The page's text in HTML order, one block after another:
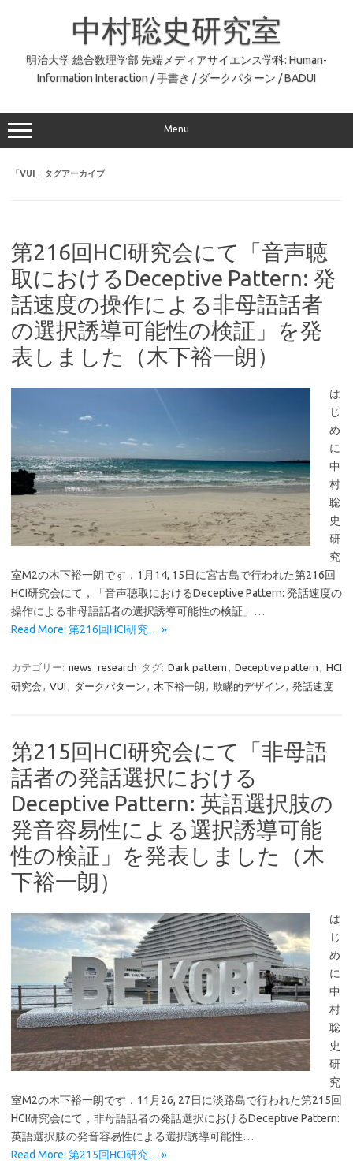
中村聡史研究室
明治大学 総合数理学部 先端メディアサイエンス学科: Human-
Information Interaction / 手書き / ダークパターン / BADUI
Menu
「VUI 」タグアーカイブ
第216回HCI研究会にて「音声聴
取におけるDeceptive Pattern: 発
話速度の操作による非母語話者
の選択誘導可能性の検証」を発
表しました（木下裕一朗）
は
じ
め
に
中
村
聡
史
研
究
室M2の木下裕一朗です．1月14, 15日に宮古島で行われた第216回
HCI研究会にて，「音声聴取におけるDeceptive Pattern: 発話速度の
操作による非母語話者の選択誘導可能性の検証」…
Read More: 第216回HCI研究… »
カテゴリー: news research タグ: Dark pattern , Deceptive pattern , HCI
研究会 , VUI , ダークパターン , 木下裕一朗 , 欺瞞的デザイン , 発話速度
第215回HCI研究会にて「非母語
話者の発話選択における
Deceptive Pattern: 英語選択肢の
発音容易性による選択誘導可能
性の検証」を発表しました（木
下裕一朗）
は
じ
め
に
中
村
聡
史
研
究
室M2の木下裕一朗です．11月26, 27日に淡路島で行われた第215回
HCI研究会にて，非母語話者の発話選択におけるDeceptive Pattern:
英語選択肢の発音容易性による選択誘導可能性…
Read More: 第215回HCI研究… »